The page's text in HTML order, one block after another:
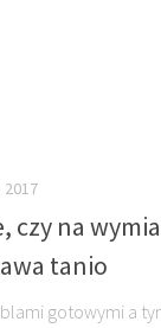
2017
czy na
tanio
gotowymi a